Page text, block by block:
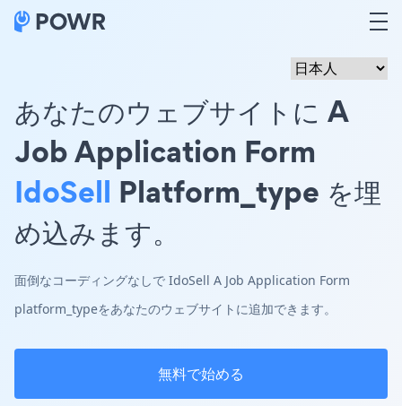
あなたのウェブサイトに A
Job Application Form
IdoSell Platform_type を埋
め込みます。
面倒なコーディングなしで IdoSell A Job Application Form
platform_typeをあなたのウェブサイトに追加できます。
無料で始める